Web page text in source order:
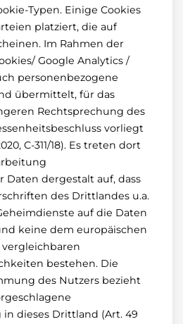
Typen. Einige Cookies
platziert, die auf
Im Rahmen der
Google Analytics /
personenbezogene
übermittelt, für das
Rechtsprechung des
vorliegt
C-311/18). Es treten dort
Daten dergestalt auf, dass
des Drittlandes u.a.
auf die Daten
keine dem europäischen
bestehen. Die
des Nutzers bezieht
dieses Drittland (Art. 49